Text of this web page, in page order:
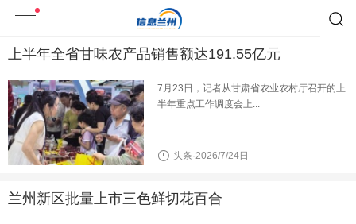
上半年全省甘味农产品销售额达191.55亿元
7月23日，记者从甘肃省农业农村厅召开的上
半年重点工作调度会上...
头条·2026/7/24日
兰州新区批量上市三色鲜切花百合